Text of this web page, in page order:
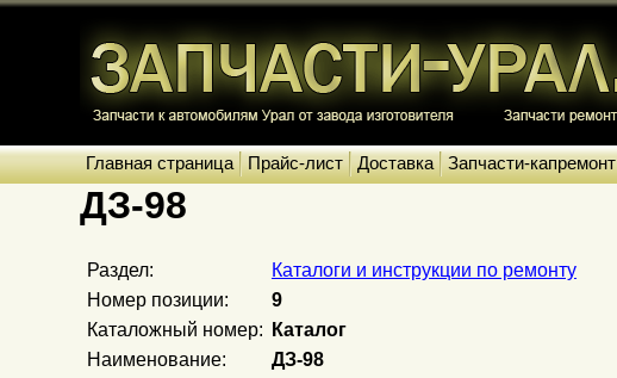
Главная страница Прайс-лист Доставка Запчасти-капремонт
ДЗ-98
Раздел:
Каталоги и инструкции по ремонту
Номер позиции:
9
Каталожный номер:
Каталог
Наименование:
ДЗ-98